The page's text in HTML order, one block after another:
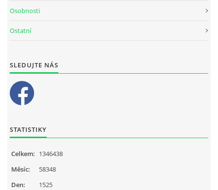
Osobnosti
Ostatní
SLEDUJTE NÁS
STATISTIKY
Celkem: 1346438
Měsíc:
58348
Den:
1525